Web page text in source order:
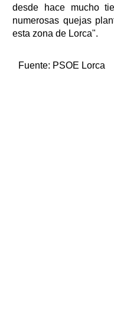
desde hace mucho
numerosas quejas
esta zona de Lorca".
Fuente: PSOE Lorca